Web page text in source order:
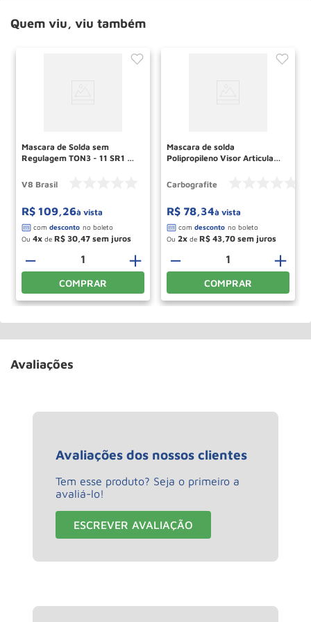
Quem viu, viu também
Mascara de Solda sem
Regulagem TON3 - 11 SR1 V8
V8 Brasil
R$ 109,26à vista
Ou 4 de R$ 30,47
＋
－
COMPRAR
Mascara de solda
Polipropileno Visor Articulado
CARBOGRAFITE
Carbografite
R$ 78,34à vista
Ou 2 de R$ 43,70
＋
－
COMPRAR
Avaliações
Avaliações dos nossos clientes
Tem esse produto? Seja o primeiro a
avaliá-lo!
ESCREVER AVALIAÇÃO